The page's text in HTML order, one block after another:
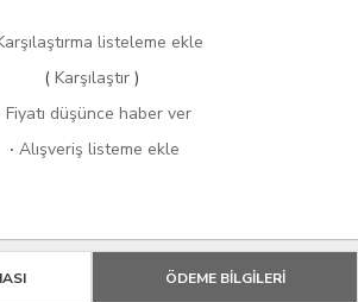
listeleme ekle
( Karşılaştır )
Fiyatı düşünce haber ver
· Alışveriş listeme ekle
ÖDEME BİLGİLERİ